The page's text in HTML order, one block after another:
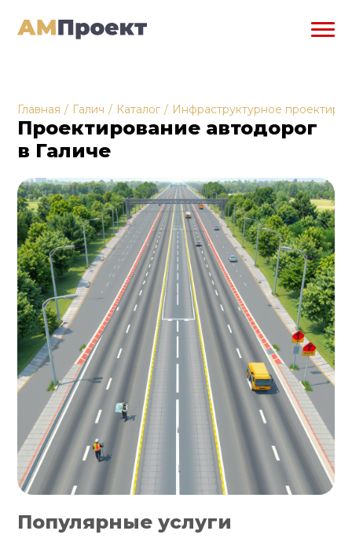
Главная / Галич / Каталог / Инфраструктурное
Проектирование автодорог
в Галиче
Популярные услуги